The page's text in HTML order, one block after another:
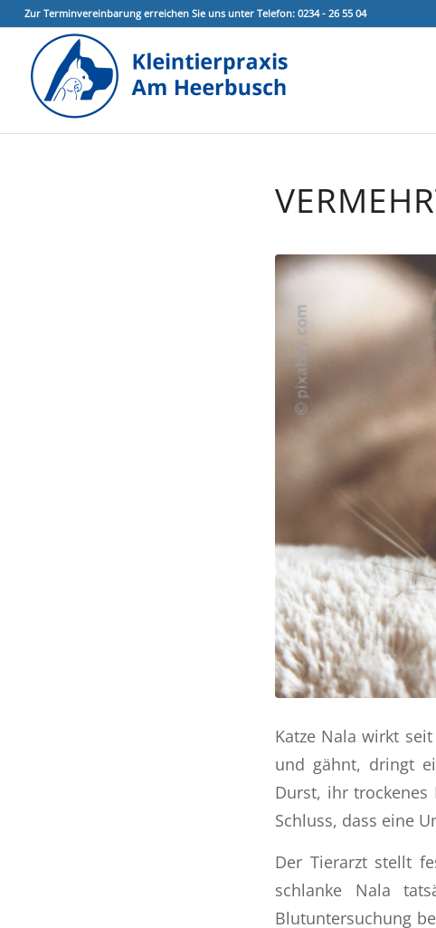
Zur Terminvereinbarung erreichen Sie uns unter Telefon: 0234 - 26 55 04
Katze Nala wirkt
und gähnt, dringt
Durst, ihr
Schluss, dass eine
Der Tierarzt stellt
schlanke Nala
Blutuntersuchung